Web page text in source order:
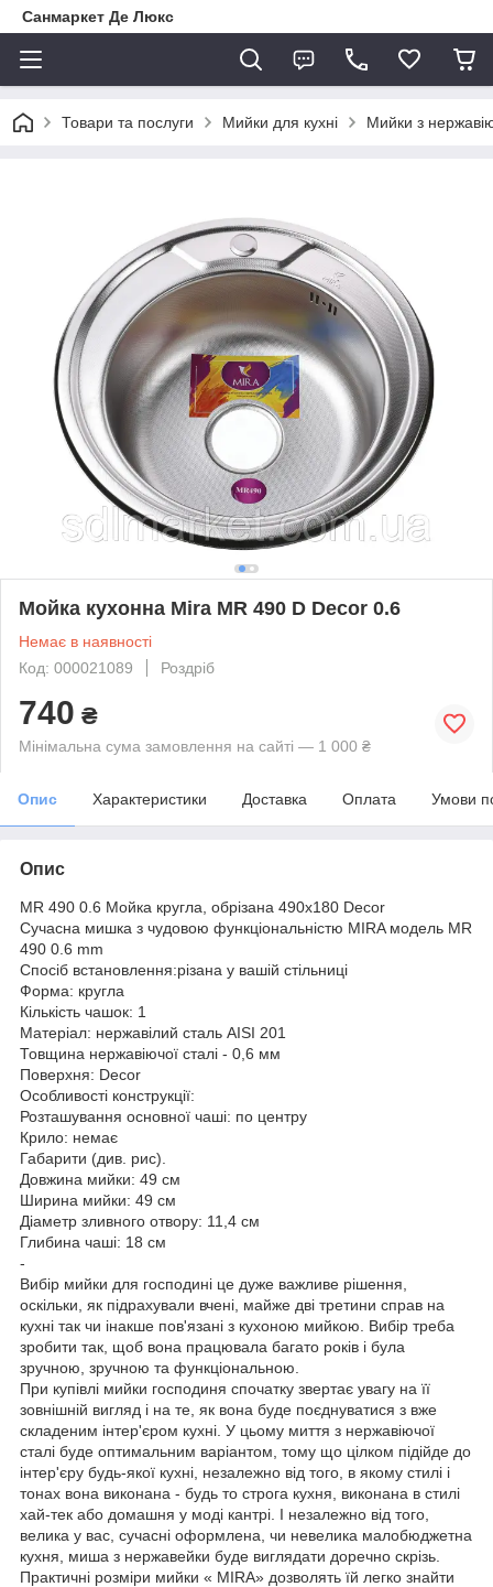
Санмаркет Де Люкс
Товари та послуги Мийки для кухні Мийки з
Мойка кухонна Mira MR 490 D Decor 0.6
Немає в наявності
Код: 000021089
Роздріб
740 ₴
Мінімальна сума замовлення на сайті — 1 000 ₴
Опис Характеристики Доставка Оплата Умови
Опис
MR 490 0.6 Мойка кругла, обрізана 490х180 Decor
Сучасна мишка з чудовою функціональністю MIRA модель MR
490 0.6 mm
Спосіб встановлення:різана у вашій стільниці
Форма: кругла
Кількість чашок: 1
Матеріал: нержавілий сталь AISI 201
Товщина нержавіючої сталі - 0,6 мм
Поверхня: Decor
Особливості конструкції:
Розташування основної чаші: по центру
Крило: немає
Габарити (див. рис).
Довжина мийки: 49 см
Ширина мийки: 49 см
Діаметр зливного отвору: 11,4 см
Глибина чаші: 18 см
-
Вибір мийки для господині це дуже важливе рішення,
оскільки, як підрахували вчені, майже дві третини справ на
кухні так чи інакше пов'язані з кухоною мийкою. Вибір треба
зробити так, щоб вона працювала багато років і була
зручною, зручною та функціональною.
При купівлі мийки господиня спочатку звертає увагу на її
зовнішній вигляд і на те, як вона буде поєднуватися з вже
складеним інтер'єром кухні. У цьому миття з нержавіючої
сталі буде оптимальним варіантом, тому що цілком підійде до
інтер'єру будь-якої кухні, незалежно від того, в якому стилі і
тонах вона виконана - будь то строга кухня, виконана в стилі
хай-тек або домашня у моді кантрі. І незалежно від того,
велика у вас, сучасні оформлена, чи невелика малобюджетна
кухня, миша з нержавейки буде виглядати доречно скрізь.
Практичні розміри мийки « MIRA» дозволять їй легко знайти